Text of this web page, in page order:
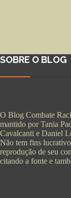
SOBRE O BLOG
O Blog Combate
mantido por Tania
Cavalcanti e Daniel
Não tem fins
reprodução de seu
citando a fonte e